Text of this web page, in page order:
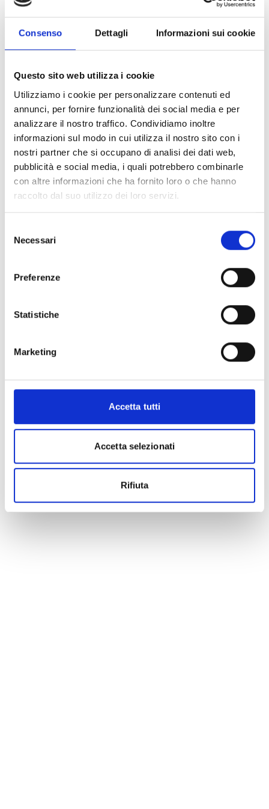
Consenso Dettagli Informazioni sui cookie
Questo sito web utilizza i cookie
Utilizziamo i cookie per personalizzare contenuti ed
annunci, per fornire funzionalità dei social media e per
analizzare il nostro traffico. Condividiamo inoltre
informazioni sul modo in cui utilizza il nostro sito con i
nostri partner che si occupano di analisi dei dati web,
pubblicità e social media, i quali potrebbero combinarle
con altre informazioni che ha fornito loro o che hanno
raccolto dal suo utilizzo dei loro servizi.
delNecessari
Preferenze
Statistiche
Marketing
Accetta tutti
Accetta selezionati
Rifiuta
CONDIVIDI
Conosci Obiettivo Europa?
Prova gratis